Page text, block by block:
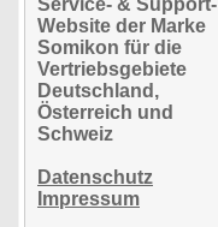
Service- & Support-
Website der Marke
Somikon für die
Vertriebsgebiete
Deutschland,
Österreich und
Schweiz
Datenschutz
Impressum